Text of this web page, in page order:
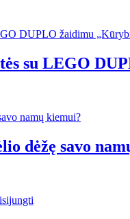
su LEGO
dėžę savo